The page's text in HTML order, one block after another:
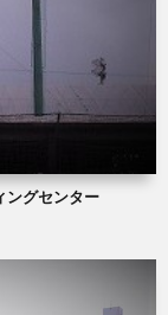
グセンター